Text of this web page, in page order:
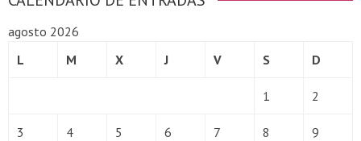
agosto 2026
L
M X J V S D
1 2
3 4 5 6 7 8 9